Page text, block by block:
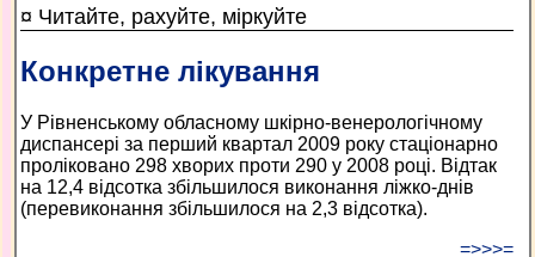
¤ Читайте, рахуйте, міркуйте
Конкретне лікування
У Рівненському обласному шкірно-венерологічному
диспансері за перший квартал 2009 року стаціонарно
проліковано 298 хворих проти 290 у 2008 році. Відтак
на 12,4 відсотка збільшилося виконання ліжко-днів
(перевиконання збільшилося на 2,3 відсотка).
=>>>=